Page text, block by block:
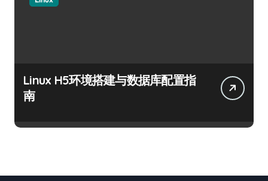
Linux H5环境搭建与数据库配置指
南